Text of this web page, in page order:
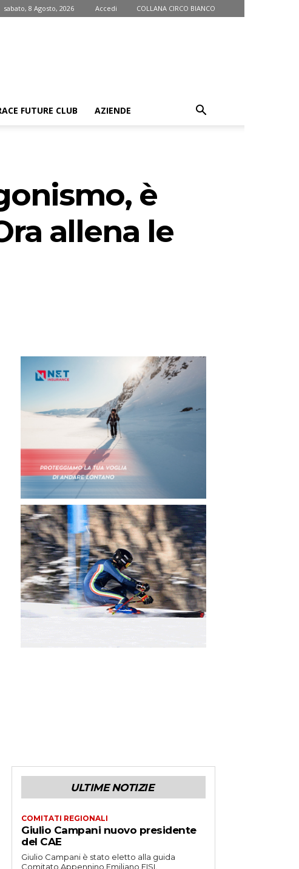
sabato, 8 Agosto, 2026 Accedi COLLANA CIRCO BIANCO
FUTURE CLUB AZIENDE
è
allena le
ULTIME NOTIZIE
COMITATI REGIONALI
Giulio Campani nuovo presidente
del CAE
Giulio Campani è stato eletto alla guida
Comitato Appennino Emiliano FISI.